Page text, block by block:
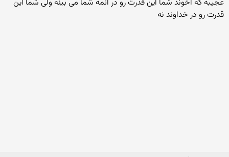
عجیبه که آخوند شما این قدرت رو در ائمه شما می بینه ولی شما این
قدرت رو در خداوند نه